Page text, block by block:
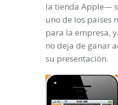
la tienda Apple—
uno de los países
para la empresa,
no deja de ganar
su presentación.